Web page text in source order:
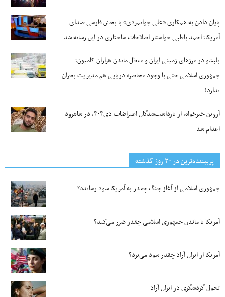
پایان دادن به همکاری «علی جوانمردی» با بخش فارسی صدای
آمریکا؛ احمد باطبی خواستار اصلاحات ساختاری در این رسانه شد
بلبشو در مرزهای زمینی ایران و معطل ماندن هزاران کامیون؛
جمهوری اسلامی حتی با وجود محاصره دریایی هم مدیریت بحران
ندارد!
آروین خیرخواه، از بازداشت‌شدگان اعتراضات دی۴۰۴، در شاهرود
اعدام شد
پربیننده‌ترین‌ در ۳۰ روز گذشته
جمهوری اسلامی از آغاز جنگ چقدر به آمریکا سود رسانده؟
آمریکا با ماندن جمهوری اسلامی چقدر ضرر می‌کند؟
آمریکا از ایران آزاد چقدر سود می‌برد؟
تحول گردشگری در ایران آزاد